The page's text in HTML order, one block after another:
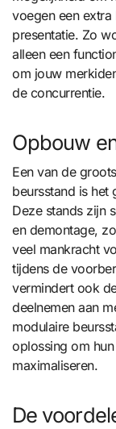
voegen een
presentatie. Zo
alleen een
om jouw
de concurrentie.
Opbouw
Een van de
beursstand is het
Deze stands zijn
en demontage,
veel mankracht
tijdens de
vermindert ook
deelnemen aan
modulaire
oplossing om
maximaliseren.
De